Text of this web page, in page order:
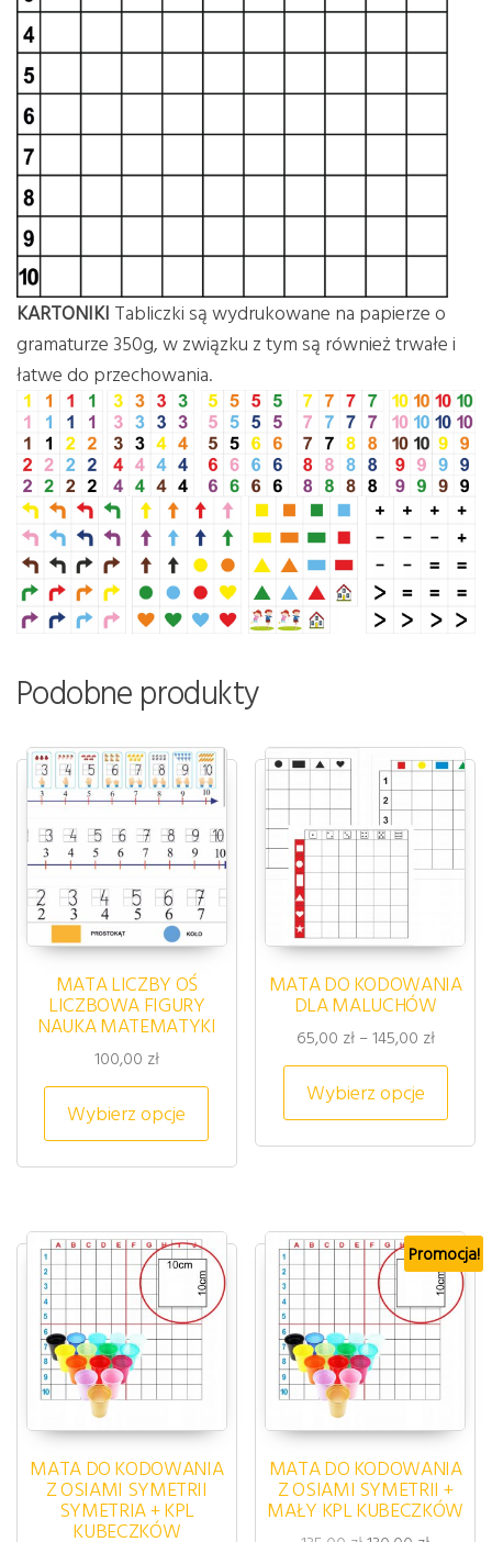
KARTONIKI Tabliczki są wydrukowane na papierze o
gramaturze 350g, w związku z tym są również trwałe i
łatwe do przechowania.
Podobne produkty
MATA LICZBY OŚ
LICZBOWA FIGURY
NAUKA MATEMATYKI
100,00 zł
Wybierz opcje
Ten produkt ma wiele
MATA DO KODOWANIA
DLA MALUCHÓW
65,00 zł –145,00 złZakres
Wybierz opcje
Ten
MATA DO KODOWANIA
Z OSIAMI SYMETRII
SYMETRIA + KPL
KUBECZKÓW
Promocja!
MATA DO KODOWANIA
Z OSIAMI SYMETRII +
MAŁY KPL KUBECZKÓW